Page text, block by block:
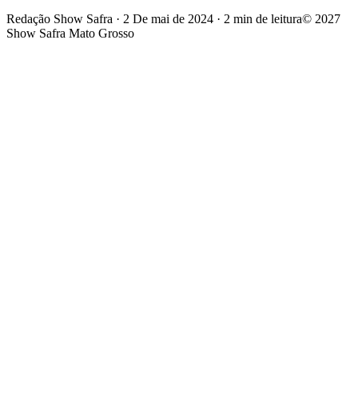
Redação Show Safra · 2 De mai de 2024 · 2 min de leitura© 2027
Show Safra Mato Grosso